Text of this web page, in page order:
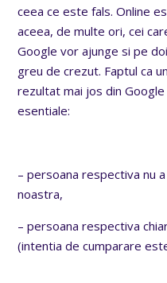
ceea ce este fals. Online
aceea, de multe ori, cei
Google vor ajunge si pe
greu de crezut. Faptul ca
rezultat mai jos din
esentiale:
– persoana respectiva nu
noastra,
– persoana respectiva
(intentia de cumparare